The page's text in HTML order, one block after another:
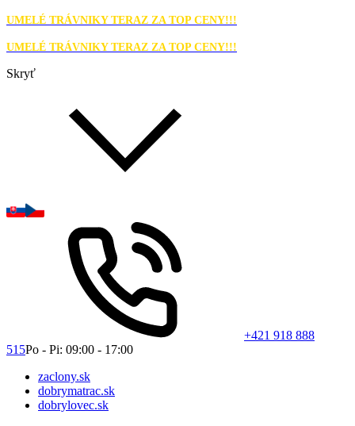
UMELÉ TRÁVNIKY TERAZ ZA TOP CENY!!!
UMELÉ TRÁVNIKY TERAZ ZA TOP CENY!!!
Skryť
+421 918 888
515Po - Pi: 09:00 - 17:00
zaclony.sk
dobrymatrac.sk
dobrylovec.sk